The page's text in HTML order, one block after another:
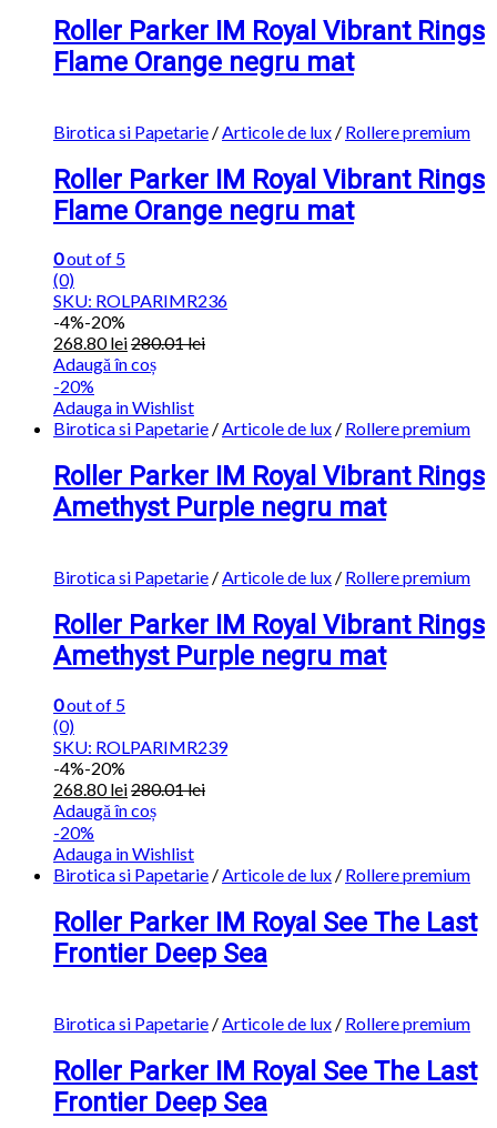
Roller Parker IM Royal Vibrant Rings
Flame Orange negru mat
Birotica si Papetarie / Articole de lux / Rollere premium
Roller Parker IM Royal Vibrant Rings
Flame Orange negru mat
0out of 5
(0)
SKU: ROLPARIMR236
-4%-20%
268.80lei280.01lei
Adaugă în coș
-20%
Adauga in Wishlist
Birotica si Papetarie /Articole de lux / Rollere premium
Roller Parker IM Royal Vibrant Rings
Amethyst Purple negru mat
Birotica si Papetarie /Articole de lux / Rollere premium
Roller Parker IM Royal Vibrant Rings
Amethyst Purple negru mat
0out of 5
(0)
SKU: ROLPARIMR239
-4%-20%
268.80lei280.01lei
Adaugă în coș
-20%
Adauga in Wishlist
Birotica si Papetarie /Articole de lux / Rollere premium
Roller Parker IM Royal See The Last
Frontier Deep Sea
Birotica si Papetarie /Articole de lux / Rollere premium
Roller Parker IM Royal See The Last
Frontier Deep Sea